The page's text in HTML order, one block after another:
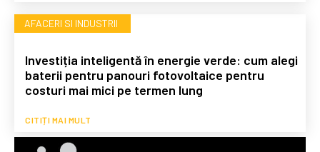
AFACERI SI INDUSTRII
Investiția inteligentă în energie verde: cum alegi
baterii pentru panouri fotovoltaice pentru
costuri mai mici pe termen lung
CITIȚI MAI MULT